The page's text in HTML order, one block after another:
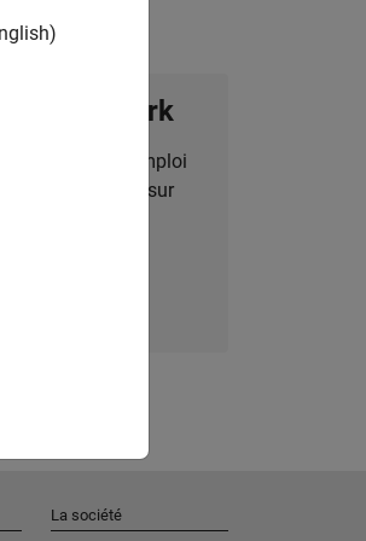
Network
opportunités d'emploi
et des actualités sur
La société